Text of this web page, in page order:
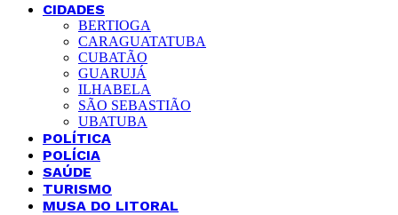
CIDADES
BERTIOGA
CARAGUATATUBA
CUBATÃO
GUARUJÁ
ILHABELA
SÃO SEBASTIÃO
UBATUBA
POLÍTICA
POLÍCIA
SAÚDE
TURISMO
MUSA DO LITORAL